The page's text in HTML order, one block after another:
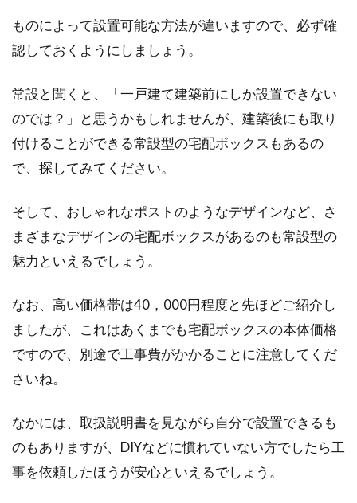
ものによって設置可能な方法が違いますので、必ず確
認しておくようにしましょう。
常設と聞くと、「一戸建て建築前にしか設置できない
のでは？」と思うかもしれませんが、建築後にも取り
付けることができる常設型の宅配ボックスもあるの
で、探してみてください。
そして、おしゃれなポストのようなデザインなど、さ
まざまなデザインの宅配ボックスがあるのも常設型の
魅力といえるでしょう。
なお、高い価格帯は40，000円程度と先ほどご紹介し
ましたが、これはあくまでも宅配ボックスの本体価格
ですので、別途で工事費がかかることに注意してくだ
さいね。
なかには、取扱説明書を見ながら自分で設置できるも
のもありますが、DIYなどに慣れていない方でしたら工
事を依頼したほうが安心といえるでしょう。